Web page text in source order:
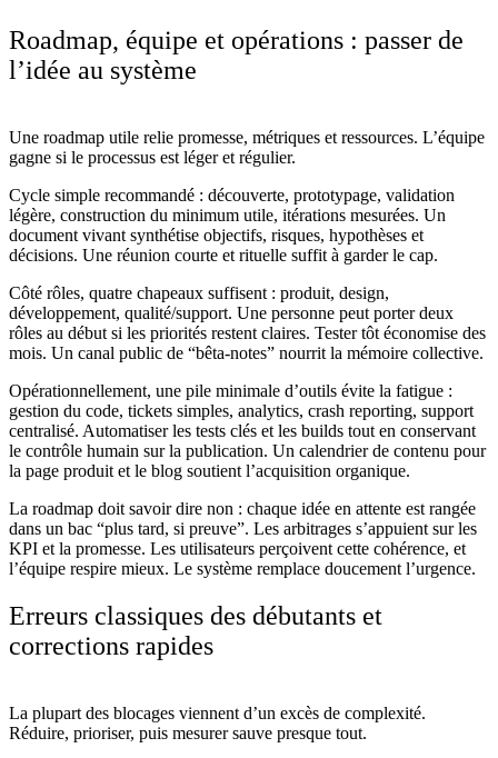
Roadmap, équipe et opérations : passer de
l’idée au système
Une roadmap utile relie promesse, métriques et ressources. L’équipe
gagne si le processus est léger et régulier.
Cycle simple recommandé : découverte, prototypage, validation
légère, construction du minimum utile, itérations mesurées. Un
document vivant synthétise objectifs, risques, hypothèses et
décisions. Une réunion courte et rituelle suffit à garder le cap.
Côté rôles, quatre chapeaux suffisent : produit, design,
développement, qualité/support. Une personne peut porter deux
rôles au début si les priorités restent claires. Tester tôt économise des
mois. Un canal public de “bêta-notes” nourrit la mémoire collective.
Opérationnellement, une pile minimale d’outils évite la fatigue :
gestion du code, tickets simples, analytics, crash reporting, support
centralisé. Automatiser les tests clés et les builds tout en conservant
le contrôle humain sur la publication. Un calendrier de contenu pour
la page produit et le blog soutient l’acquisition organique.
La roadmap doit savoir dire non : chaque idée en attente est rangée
dans un bac “plus tard, si preuve”. Les arbitrages s’appuient sur les
KPI et la promesse. Les utilisateurs perçoivent cette cohérence, et
l’équipe respire mieux. Le système remplace doucement l’urgence.
Erreurs classiques des débutants et
corrections rapides
La plupart des blocages viennent d’un excès de complexité.
Réduire, prioriser, puis mesurer sauve presque tout.